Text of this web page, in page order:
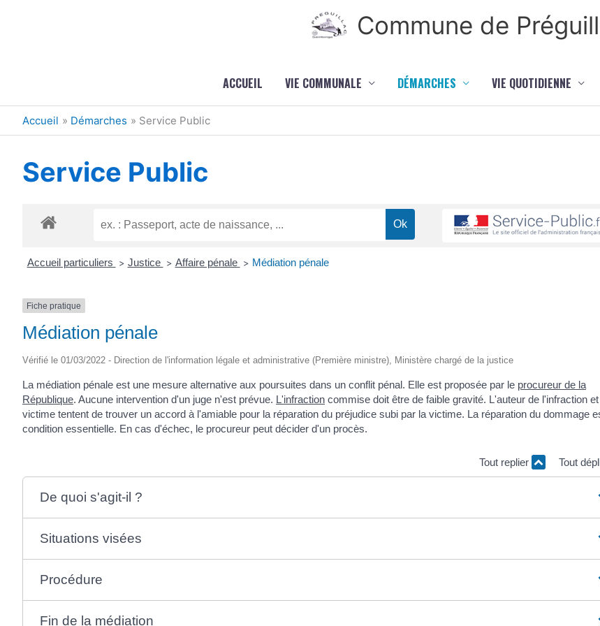
Commune de
ACCUEIL VIE COMMUNALE DÉMARCHES VIE QUOTIDIENNE
Accueil Démarches Service Public
Service Public
Accueil particuliers > Justice > Affaire pénale > Médiation pénale
Fiche pratique
Médiation pénale
Vérifié le 01/03/2022 - Direction de l'information légale et administrative (Première ministre), Ministère chargé de la justice
La médiation pénale est une mesure alternative aux poursuites dans un conflit pénal. Elle est proposée par le procureur de la
République. Aucune intervention d'un juge n'est prévue. L'infraction commise doit être de faible gravité. L'auteur de l'infraction
victime tentent de trouver un accord à l'amiable pour la réparation du préjudice subi par la victime. La réparation du dommage
condition essentielle. En cas d'échec, le procureur peut décider d'un procès.
Tout replier Tout
De quoi s'agit-il ?
Situations visées
Procédure
Fin de la médiation